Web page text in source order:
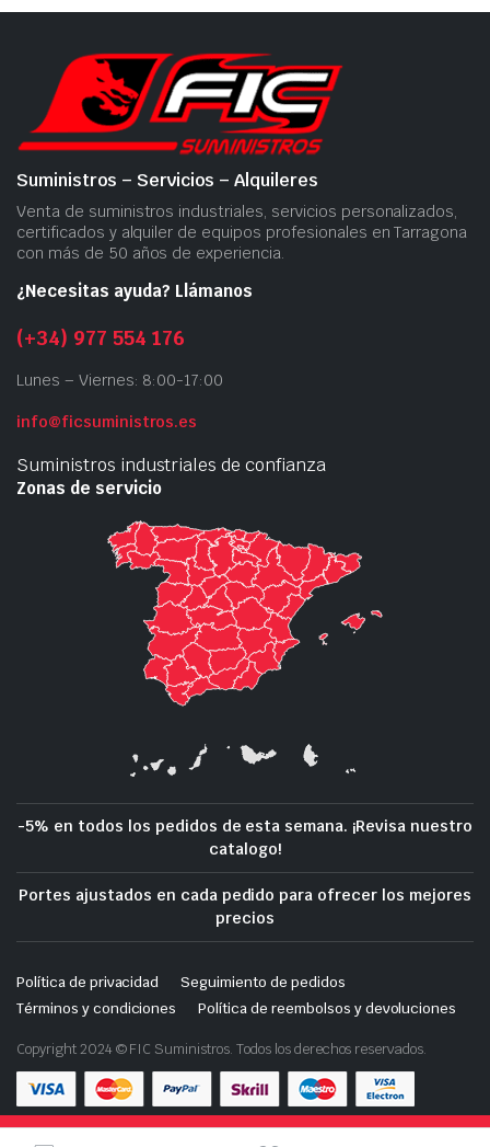
Suministros – Servicios – Alquileres
Venta de suministros industriales, servicios personalizados,
certificados y alquiler de equipos profesionales en Tarragona
con más de 50 años de experiencia.
¿Necesitas ayuda? Llámanos
(+34) 977 554 176
Lunes – Viernes: 8:00-17:00
info@ficsuministros.es
Suministros industriales de confianza
Zonas de servicio
-5% en todos los pedidos de esta semana. ¡Revisa nuestro
catalogo!
Portes ajustados en cada pedido para ofrecer los mejores
precios
Política de privacidad
Seguimiento de pedidos
Términos y condiciones
Política de reembolsos y devoluciones
Copyright 2024 © FIC Suministros. Todos los derechos reservados.